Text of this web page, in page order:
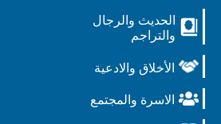
الحديث والرجال
والتراجم
الأخلاق والادعية
الاسرة والمجتمع